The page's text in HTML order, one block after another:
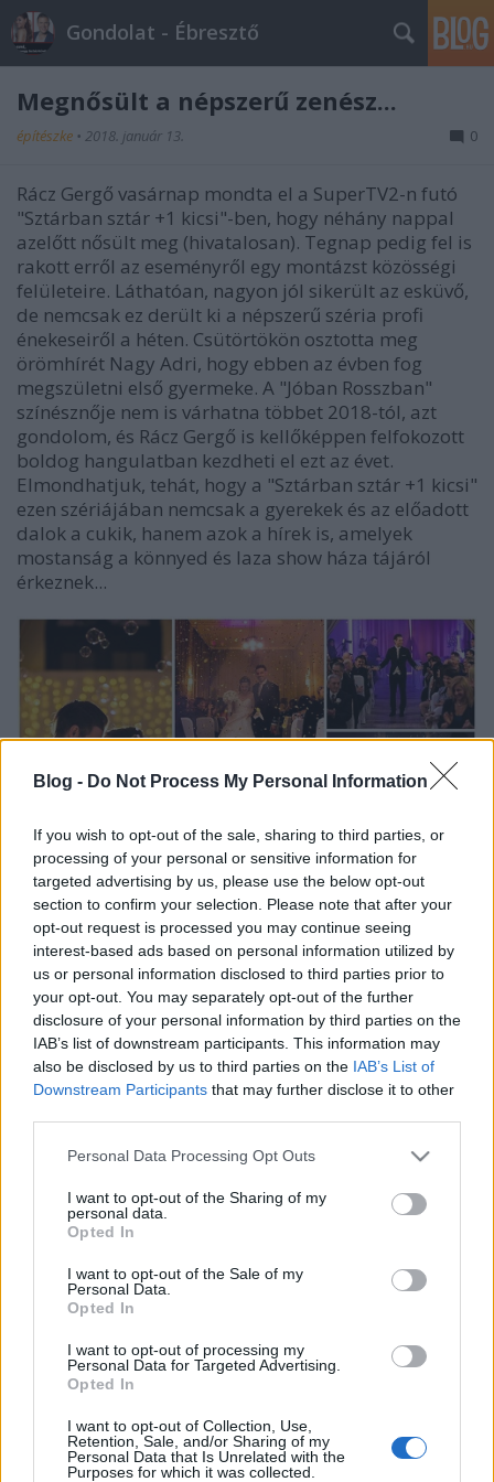
Blog - Do Not Process My Personal Information
If you wish to opt-out of the sale, sharing to third parties, or
processing of your personal or sensitive information for
targeted advertising by us, please use the below opt-out
section to confirm your selection. Please note that after your
opt-out request is processed you may continue seeing
interest-based ads based on personal information utilized by
us or personal information disclosed to third parties prior to
your opt-out. You may separately opt-out of the further
disclosure of your personal information by third parties on the
IAB’s list of downstream participants. This information may
also be disclosed by us to third parties on the IAB’s List of
Downstream Participants that may further disclose it to other
Please note that this website/app uses one or more Google
not limited to your visit or usage behaviour. You may click to
grant or deny consent to Google and its third-party tags to
use your data for below specified purposes in below Google
consent section.
Personal Data Processing Opt Outs
I want to opt-out of the Sharing of my
personal data.
Opted In
I want to opt-out of the Sale of my
Personal Data.
Opted In
I want to opt-out of processing my
Personal Data for Targeted Advertising.
Opted In
I want to opt-out of Collection, Use,
Retention, Sale, and/or Sharing of my
Personal Data that Is Unrelated with the
Purposes for which it was collected.
Gondolat - Ébresztő
Megnősült a népszerű zenész...
építészke • 2018. január 13. 0
Rácz Gergő vasárnap mondta el a SuperTV2-n futó
"Sztárban sztár +1 kicsi"-ben, hogy néhány nappal
azelőtt nősült meg (hivatalosan). Tegnap pedig fel is
rakott erről az eseményről egy montázst közösségi
felületeire. Láthatóan, nagyon jól sikerült az esküvő,
de nemcsak ez derült ki a népszerű széria profi
énekeseiről a héten. Csütörtökön osztotta meg
örömhírét Nagy Adri, hogy ebben az évben fog
megszületni első gyermeke. A "Jóban Rosszban"
színésznője nem is várhatna többet 2018-tól, azt
gondolom, és Rácz Gergő is kellőképpen felfokozott
boldog hangulatban kezdheti el ezt az évet.
Elmondhatjuk, tehát, hogy a "Sztárban sztár +1 kicsi"
ezen szériájában nemcsak a gyerekek és az előadott
dalok a cukik, hanem azok a hírek is, amelyek
mostanság a könnyed és laza show háza tájáról
érkeznek...
Címkék:közösség esemény zenész énekes
esküvő
gyermek színésznő
nagy adri supertv2 sztárban sztár meg egy kicsi